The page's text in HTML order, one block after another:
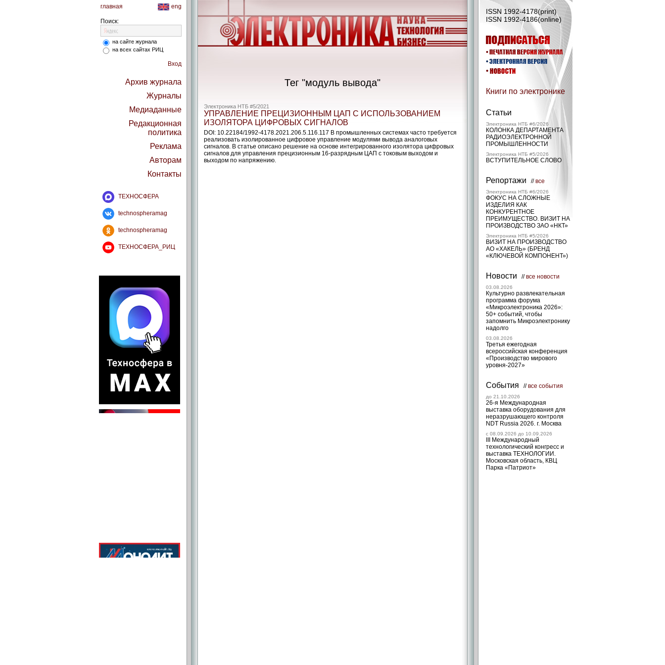
главная eng
Поиск:
на сайте журнала
на всех сайтах РИЦ
Вход
Архив журнала
Журналы
Медиаданные
Редакционная
политика
Реклама
Авторам
Контакты
ТЕХНОСФЕРА
technospheramag
technospheramag
ТЕХНОСФЕРА_РИЦ
ISSN 1992-4178(print)
ISSN 1992-4186(online)
Книги по электронике
Статьи
Электроника НТБ #6/2026
КОЛОНКА ДЕПАРТАМЕНТА
РАДИОЭЛЕКТРОННОЙ
ПРОМЫШЛЕННОСТИ
Электроника НТБ #5/2026
ВСТУПИТЕЛЬНОЕ СЛОВО
Репортажи //все
Электроника НТБ #6/2026
ФОКУС НА СЛОЖНЫЕ
ИЗДЕЛИЯ КАК
КОНКУРЕНТНОЕ
ПРЕИМУЩЕСТВО. ВИЗИТ НА
ПРОИЗВОДСТВО ЗАО «НКТ»
Электроника НТБ #5/2026
ВИЗИТ НА ПРОИЗВОДСТВО
АО «ХАКЕЛЬ» (БРЕНД
«КЛЮЧЕВОЙ КОМПОНЕНТ»)
Новости //все новости
03.08.2026
Культурно развлекательная
программа форума
«Микроэлектроника 2026»:
50+ событий, чтобы
запомнить Микроэлектронику
надолго
03.08.2026
Третья ежегодная
всероссийская конференция
«Производство мирового
уровня-2027»
События //все события
до 21.10.2026
26-я Международная
выставка оборудования для
неразрушающего контроля
NDT Russia 2026. г. Москва
c 08.09.2026 до 10.09.2026
III Международный
технологический конгресс и
выставка ТЕХНОЛОГИИ.
Московская область, КВЦ
Парка «Патриот»
Тег "модуль вывода"
Электроника НТБ #5/2021
УПРАВЛЕНИЕ ПРЕЦИЗИОННЫМ ЦАП С ИСПОЛЬЗОВАНИЕМ
ИЗОЛЯТОРА ЦИФРОВЫХ СИГНАЛОВ
DOI: 10.22184/1992-4178.2021.206.5.116.117 В промышленных системах часто требуется
реализовать изолированное цифровое управление модулями вывода аналоговых
сигналов. В статье описано решение на основе интегрированного изолятора цифровых
сигналов для управления прецизионным 16-разрядным ЦАП с токовым выходом и
выходом по напряжению.